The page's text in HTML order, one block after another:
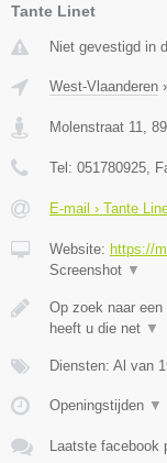
Tante Linet
Niet gevestigd in
West-Vlaanderen
Molenstraat 11
Tel: 051780925 ,
E-mail › Tante
Website: https://
Screenshot ▼
Op zoek naar
heeft u die net ▼
Diensten: Al van
Openingstijden ▼
Laatste facebook